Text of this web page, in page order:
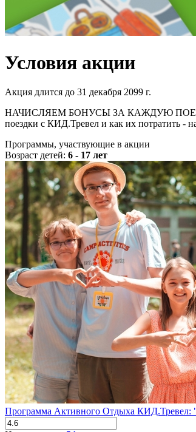
Условия акции
Акция длится до 31 декабря 2099 г.
НАЧИСЛЯЕМ БОНУСЫ ЗА КАЖДУЮ ПОЕЗДКУ!
поездки с КИД.Тревел и как их потратить -
Программы, участвующие в акции
Возраст детей: 6 - 17 лет
Программа Активного Отдыха